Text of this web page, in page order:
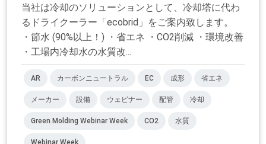
当社は冷却のソリューションとして、冷却塔に代わ
るドライクーラー「ecobrid」をご案内致します。
・節水 (90%以上！) ・省エネ ・CO2削減 ・環境改善
・工場内冷却水の水質改...
AR カーボンニュートラル EC 成形 省エネ
メーカー 設備 ウェビナー 配管 冷却
Green Molding Webinar Week CO2 水質
Webinar Week